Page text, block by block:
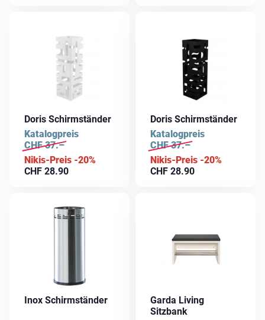
Doris Schirmständer
Katalogpreis
CHF37.–
Nikis-Preis -20%
CHF 28.90
Doris Schirmständer
Katalogpreis
CHF37.–
Nikis-Preis -20%
CHF 28.90
Inox Schirmständer
Garda Living
Sitzbank